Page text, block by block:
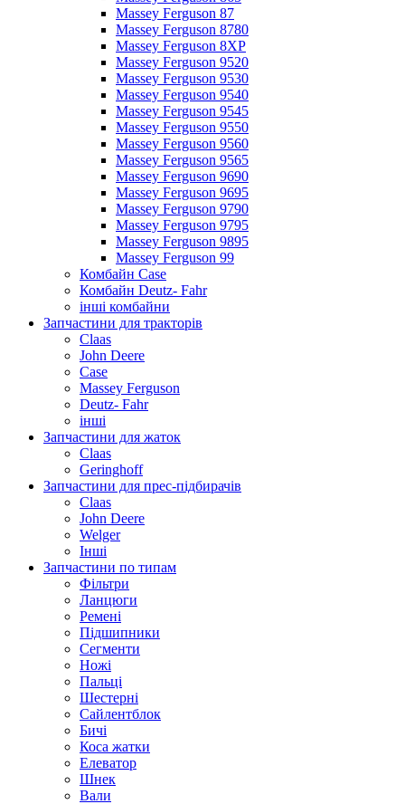
Massey Ferguson 87
Massey Ferguson 8780
Massey Ferguson 8XP
Massey Ferguson 9520
Massey Ferguson 9530
Massey Ferguson 9540
Massey Ferguson 9545
Massey Ferguson 9550
Massey Ferguson 9560
Massey Ferguson 9565
Massey Ferguson 9690
Massey Ferguson 9695
Massey Ferguson 9790
Massey Ferguson 9795
Massey Ferguson 9895
Massey Ferguson 99
Комбайн Case
Комбайн Deutz- Fahr
інші комбайни
Запчастини для тракторів
Claas
John Deere
Case
Massey Ferguson
Deutz- Fahr
інші
Запчастини для жаток
Claas
Geringhoff
Запчастини для прес-підбирачів
Claas
John Deere
Welger
Інші
Запчастини по типам
Фільтри
Ланцюги
Ремені
Підшипники
Сегменти
Ножі
Пальці
Шестерні
Сайлентблок
Бичі
Коса жатки
Елеватор
Шнек
Вали